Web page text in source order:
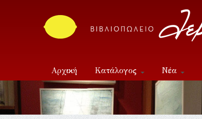
Αρχική Κατάλογος Νέα
Επικοινωνία